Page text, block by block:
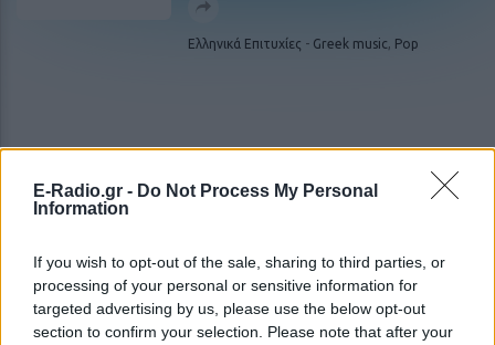
E-Radio.gr - Do Not Process My Personal
Information
If you wish to opt-out of the sale, sharing to third parties, or
processing of your personal or sensitive information for
targeted advertising by us, please use the below opt-out
section to confirm your selection. Please note that after your
Ελληνικά Επιτυχίες - Greek music, Pop